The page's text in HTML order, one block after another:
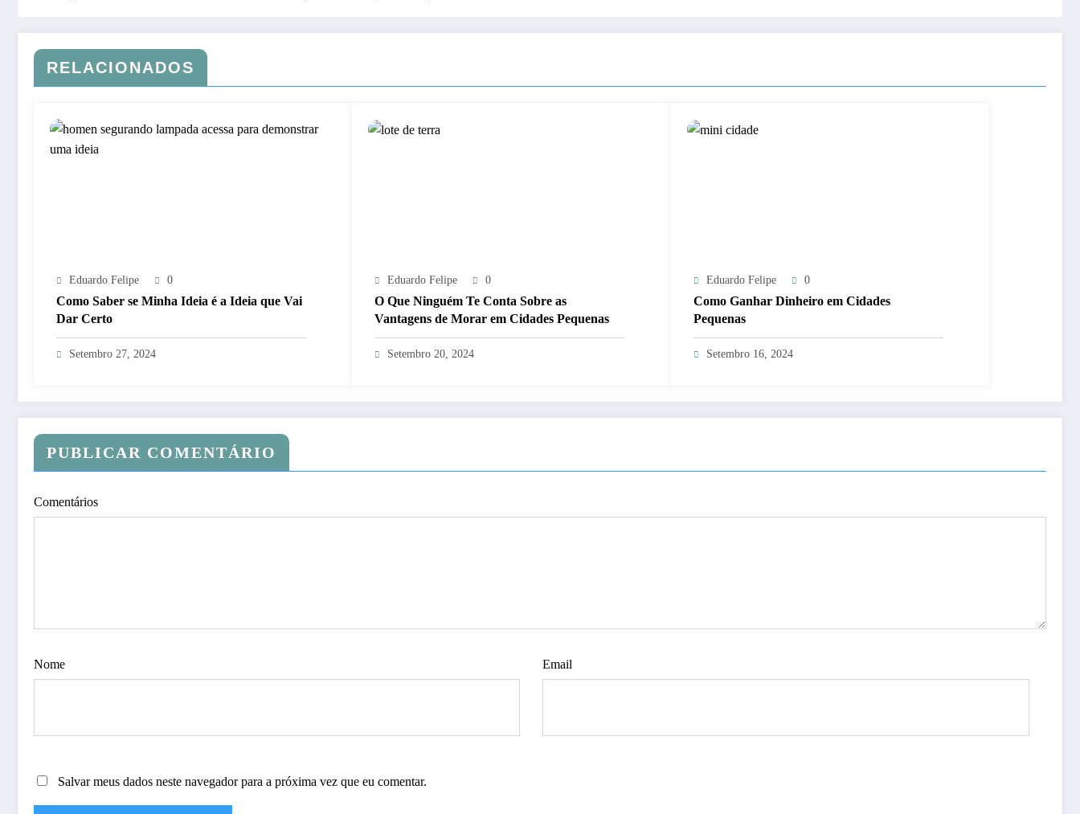
RELACIONADOS
Eduardo Felipe 0
Como Saber se Minha Ideia é a Ideia que Vai
Dar Certo
Setembro 27, 2024
Eduardo Felipe 0
O Que Ninguém Te Conta Sobre as
Vantagens de Morar em Cidades Pequenas
Setembro 20, 2024
Eduardo Felipe 0
Como Ganhar Dinheiro em Cidades
Pequenas
Setembro 16, 2024
PUBLICAR COMENTÁRIO
Comentários
Nome Email
Salvar meus dados neste navegador para a próxima vez que eu comentar.